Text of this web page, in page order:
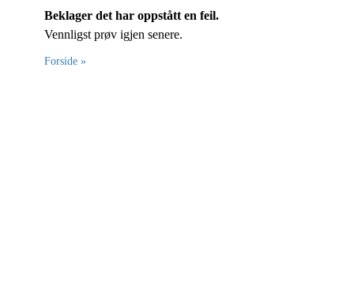
Beklager det har oppstått en feil.
Vennligst prøv igjen senere.
Forside »